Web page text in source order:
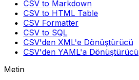
CSV to Markdown
CSV to HTML Table
CSV Formatter
CSV to SQL
CSV'den XML'e Dönüştürücü
CSV'den YAML'a Dönüştürücü
Metin